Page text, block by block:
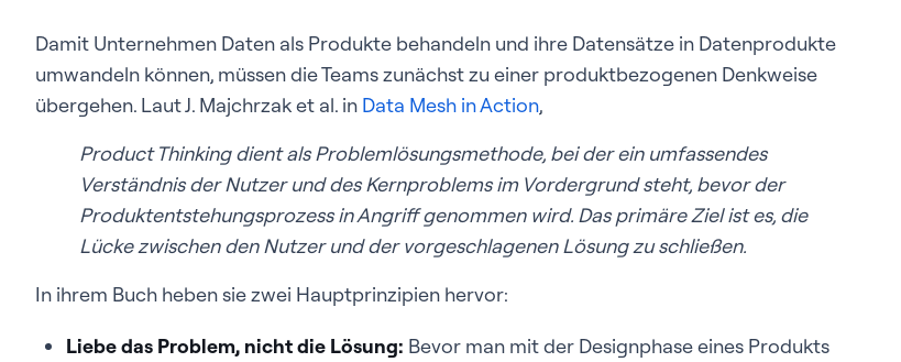
Damit Unternehmen Daten als Produkte behandeln und ihre Datensätze in Datenprodukte
umwandeln können, müssen die Teams zunächst zu einer produktbezogenen Denkweise
übergehen. Laut J. Majchrzak et al. in Data Mesh in Action,
Product Thinking dient als Problemlösungsmethode, bei der ein umfassendes
Verständnis der Nutzer und des Kernproblems im Vordergrund steht, bevor der
Produktentstehungsprozess in Angriff genommen wird. Das primäre Ziel ist es, die
Lücke zwischen den Nutzer und der vorgeschlagenen Lösung zu schließen.
In ihrem Buch heben sie zwei Hauptprinzipien hervor:
Liebe das Problem, nicht die Lösung: Bevor man mit der Designphase eines Produkts